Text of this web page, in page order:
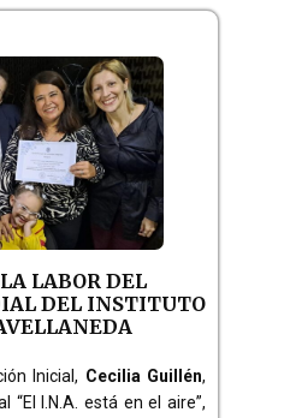
LABOR DEL
DEL INSTITUTO
Inicial, Cecilia Guillén,
“El I.N.A. está en el aire”,